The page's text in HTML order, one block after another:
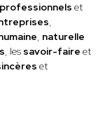
et
,
, naturelle
, les savoir-faire et
et